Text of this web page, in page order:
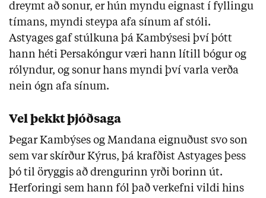
dreymt að sonur, er hún myndu eignast í fyllingu
tímans, myndi steypa afa sínum af stóli.
Astyages gaf stúlkuna þá Kambýsesi því þótt
hann héti Persakóngur væri hann lítill bógur og
rólyndur, og sonur hans myndi því varla verða
nein ógn afa sínum.
Vel þekkt þjóðsaga
Þegar Kambýses og Mandana eignuðust svo son
sem var skírður Kýrus, þá krafðist Astyages þess
þó til öryggis að drengurinn yrði borinn út.
Herforingi sem hann fól það verkefni vildi hins